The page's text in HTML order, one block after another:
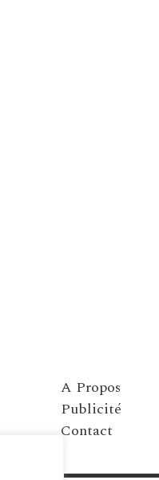
A Propos
Publicité
Contact